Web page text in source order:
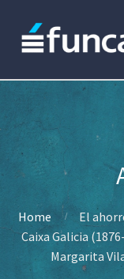
Home
El
Caixa Galicia
Margarita